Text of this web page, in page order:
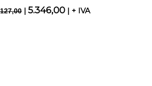
| 5.346,00 | + IVA